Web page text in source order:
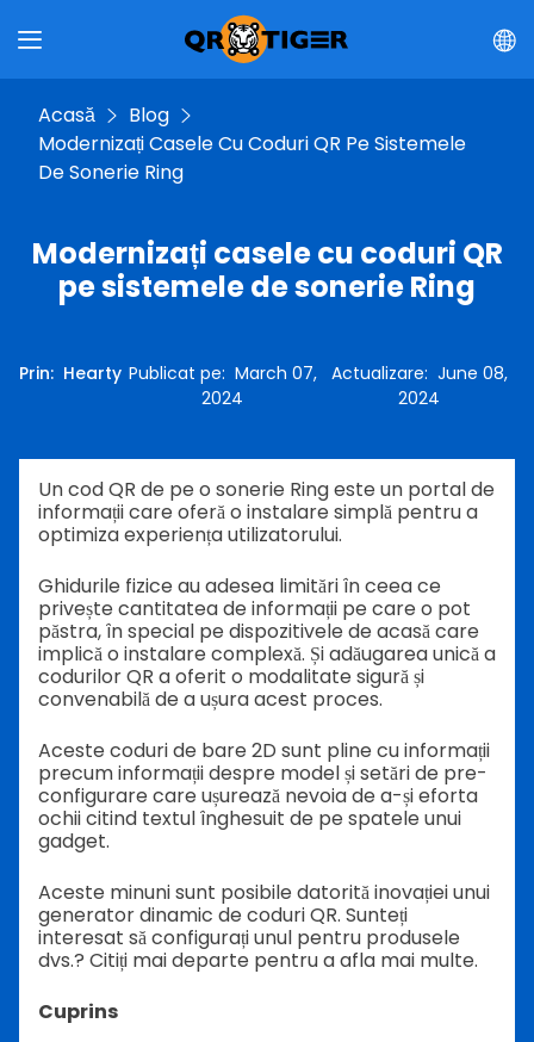
Acasă
Blog
Modernizați Casele Cu Coduri QR Pe Sistemele
De Sonerie Ring
Modernizați casele cu coduri QR
pe sistemele de sonerie Ring
Prin: Hearty Publicat pe: March 07,
2024
Actualizare: June 08,
2024
Un cod QR de pe o sonerie Ring este un portal de
informații care oferă o instalare simplă pentru a
optimiza experiența utilizatorului.
Ghidurile fizice au adesea limitări în ceea ce
privește cantitatea de informații pe care o pot
păstra, în special pe dispozitivele de acasă care
implică o instalare complexă. Și adăugarea unică a
codurilor QR a oferit o modalitate sigură și
convenabilă de a ușura acest proces.
Aceste coduri de bare 2D sunt pline cu informații
precum informații despre model și setări de pre-
configurare care ușurează nevoia de a-și eforta
ochii citind textul înghesuit de pe spatele unui
gadget.
Aceste minuni sunt posibile datorită inovației unui
generator dinamic de coduri QR. Sunteți
interesat să configurați unul pentru produsele
dvs.? Citiți mai departe pentru a afla mai multe.
Cuprins